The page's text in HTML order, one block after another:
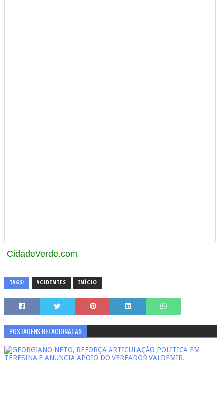
CidadeVerde.com
TAGS: ACIDENTES INÍCIO
POSTAGENS RELACIONADAS